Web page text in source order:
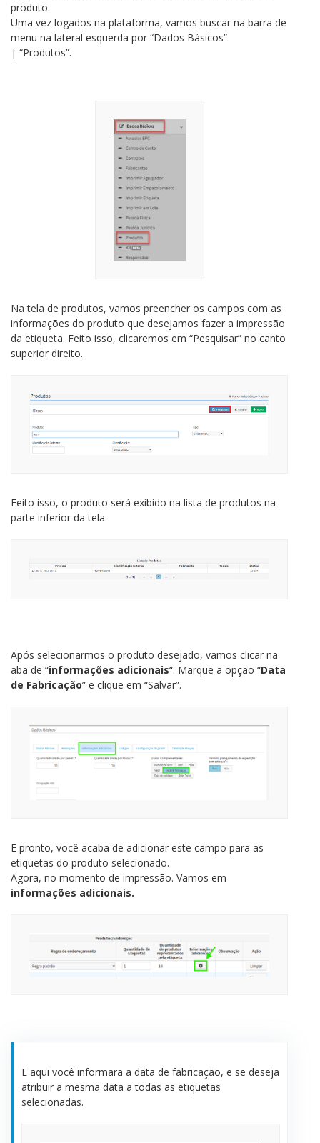
produto.
Uma vez logados na plataforma, vamos buscar na barra de
menu na lateral esquerda por “Dados Básicos”
| “Produtos”.
Na tela de produtos, vamos preencher os campos com as
informações do produto que desejamos fazer a impressão
da etiqueta. Feito isso, clicaremos em “Pesquisar” no canto
superior direito.
Feito isso, o produto será exibido na lista de produtos na
parte inferior da tela.
Após selecionarmos o produto desejado, vamos clicar na
aba de “informações adicionais“. Marque a opção “Data
de Fabricação” e clique em “Salvar”.
E pronto, você acaba de adicionar este campo para as
etiquetas do produto selecionado.
Agora, no momento de impressão. Vamos em
informações adicionais.
E aqui você informara a data de fabricação, e se deseja
atribuir a mesma data a todas as etiquetas
selecionadas.